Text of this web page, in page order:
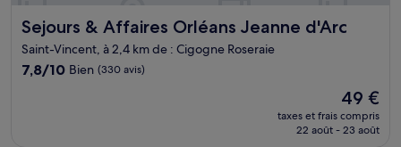
Sejours & Affaires Orléans Jeanne d'Arc
Sejours & Affaires Orléans Jeanne d'Arc
Saint-Vincent, à 2,4 km de : Cigogne Roseraie
7.8
7,8/10 Bien (330 avis)
Le
nouveau
prix
49 €
taxes et frais compris
22 août - 23 août